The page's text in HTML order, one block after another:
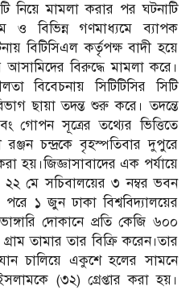
নিয়ে মামলা করার পর ঘটনাটি
ও বিভিন্ন গণমাধ্যমে ব্যাপক
বিটিসিএল কর্তৃপক্ষ বাদী হয়ে
বিরুদ্ধে মামলা করে।
বিবেচনায় সিটিটিসির সিটি
ছায়া তদন্ত শুরু করে। তদন্তে
গোপন সূত্রের তথ্যের ভিত্তিতে
রঞ্জন চন্দ্রকে বৃহস্পতিবার দুপুরে
হয়।জিজ্ঞাসাবাদের এক পর্যায়ে
২২ মে সচিবালয়ের ৩ নম্বর ভবন
১ জুন ঢাকা বিশ্ববিদ্যালয়ের
দোকানে প্রতি কেজি ৬০০
তামার তার বিক্রি করেন।তার
চালিয়ে একুশে হলের সামনে
(৩২) গ্রেপ্তার করা হয়।